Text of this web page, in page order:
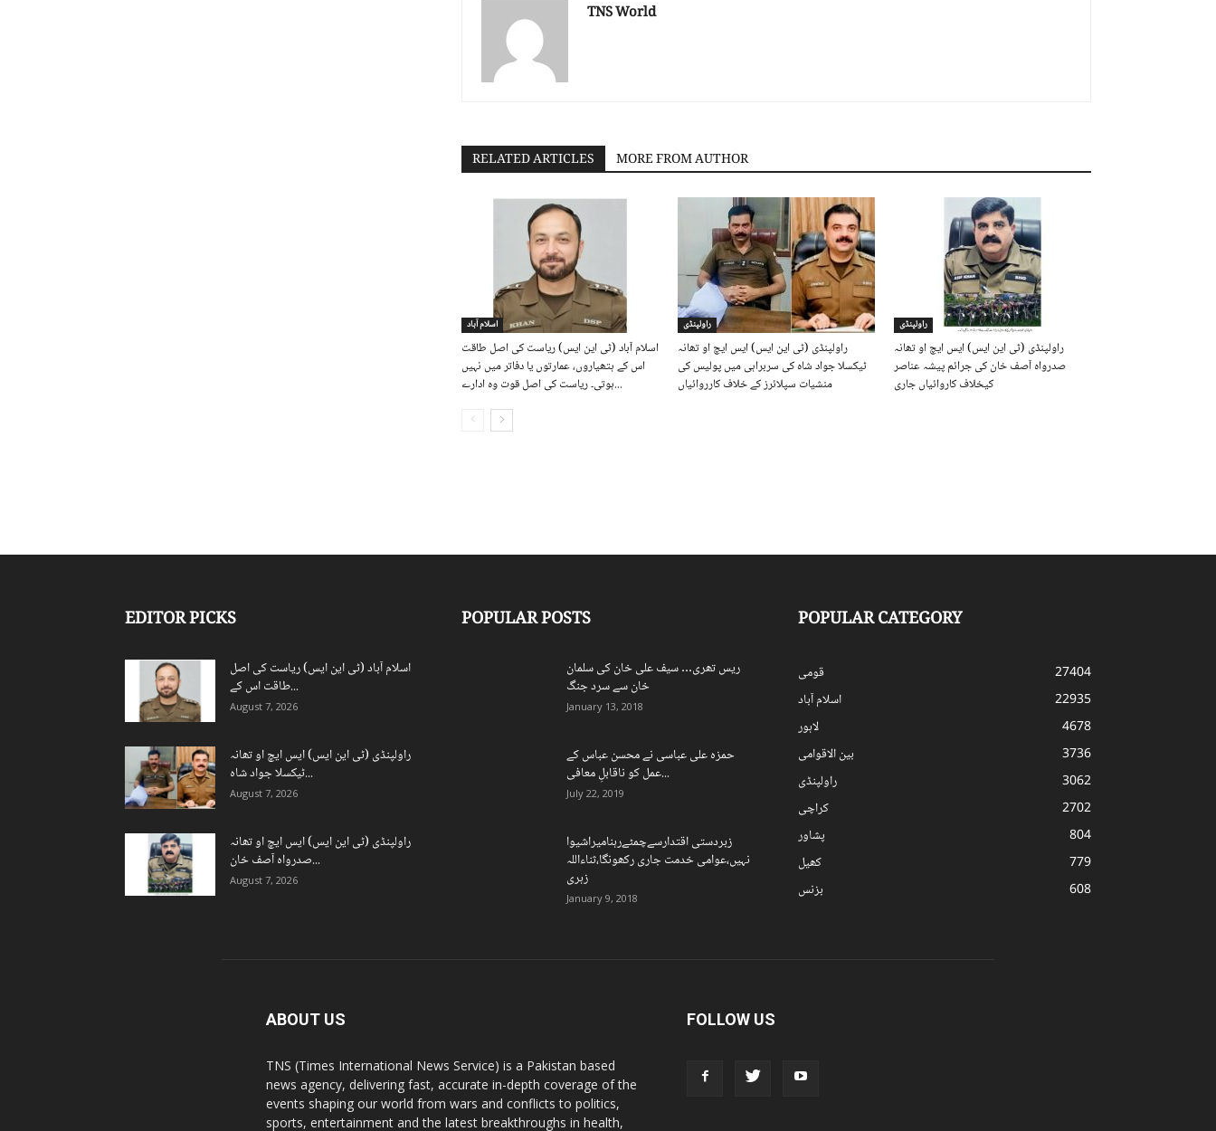
TNS World
RELATED ARTICLES MORE FROM AUTHOR
اسلام آباد
اسلام آباد (ٹی این ایس) ریاست کی اصل طاقت
اس کے ہتھیاروں، عمارتوں یا دفاتر میں نہیں
ہوتی۔ ریاست کی اصل قوت وہ ادارے...
راولپنڈی
راولپنڈی (ٹی این ایس) ایس ایچ او تھانہ
ٹیکسلا جواد شاہ کی سربراہی میں پولیس کی
منشیات سپلائرز کے خلاف کارروائیاں
راولپنڈی
راولپنڈی (ٹی این ایس) ایس ایچ او تھانہ
صدرواہ آصف خان کی جرائم پیشہ عناصر
کیخلاف کاروائیاں جاری
EDITOR PICKS
اسلام آباد (ٹی این ایس) ریاست کی اصل
طاقت اس کے...
August 7, 2026
راولپنڈی (ٹی این ایس) ایس ایچ او تھانہ
ٹیکسلا جواد شاہ...
August 7, 2026
راولپنڈی (ٹی این ایس) ایس ایچ او تھانہ
صدرواہ آصف خان...
August 7, 2026
POPULAR POSTS
ریس تھری… سیف علی خان کی سلمان
خان سے سرد جنگ
January 13, 2018
حمزہ علی عباسی نے محسن عباس کے
عمل کو ناقابلِ معافی...
July 22, 2019
زبردستی اقتدارسےچمٹےرہنامیراشیوا
نہیں،عوامی خدمت جاری رکھونگا،ثناءاللہ
زہری
January 9, 2018
POPULAR CATEGORY
قومی
27404
اسلام آباد
22935
لاہور
4678
بین الاقوامی
3736
راولپنڈی
3062
کراچی
2702
پشاور
804
کھیل
779
بزنس
608
ABOUT US
TNS (Times International News Service) is a Pakistan based
news agency, delivering fast, accurate in-depth coverage of the
events shaping our world from wars and conflicts to politics,
sports, entertainment and the latest breakthroughs in health,
FOLLOW US